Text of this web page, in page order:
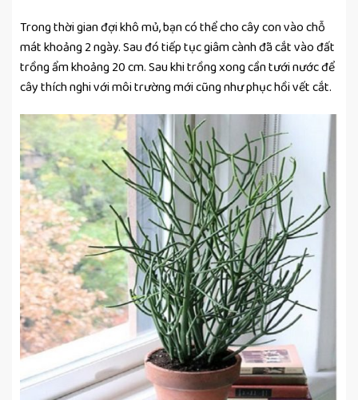
Trong thời gian đợi khô mủ, bạn có thể cho cây con vào chỗ
mát khoảng 2 ngày. Sau đó tiếp tục giâm cành đã cắt vào đất
trồng ẩm khoảng 20 cm. Sau khi trồng xong cần tưới nước để
cây thích nghi với môi trường mới cũng như phục hồi vết cắt.